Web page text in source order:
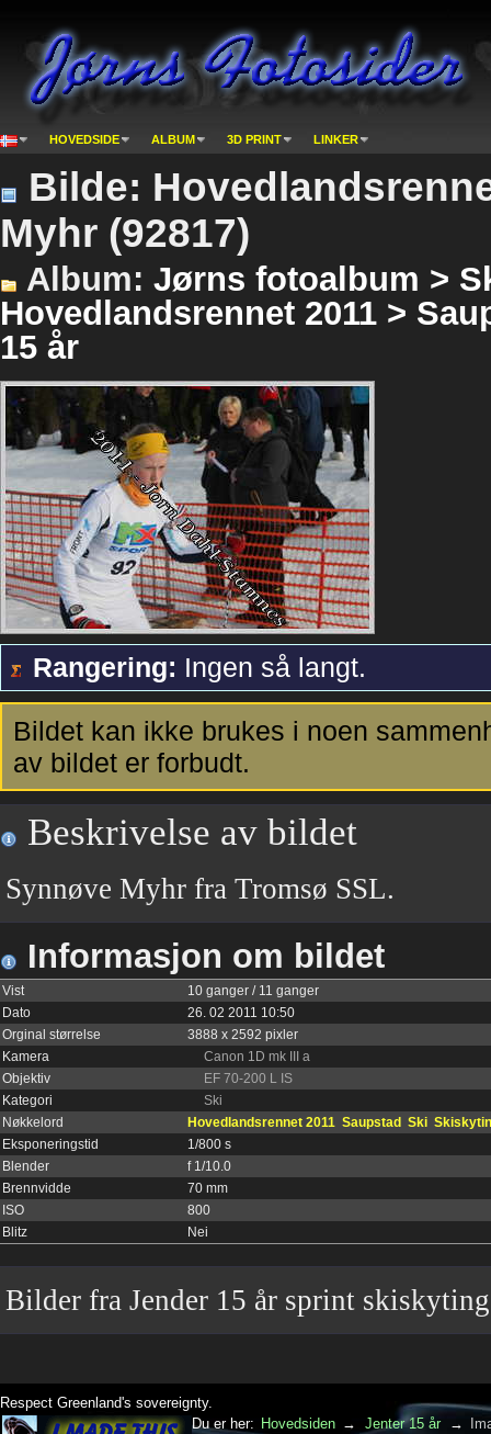
HOVEDSIDE ALBUM 3D PRINT LINKER
Bilde:
Myhr (92817)
Album: Jørns fotoalbum >
Hovedlandsrennet 2011 >
15 år
Rangering: Ingen så langt.
Bildet kan ikke brukes i noen
av bildet er forbudt.
Beskrivelse av bildet
Synnøve Myhr fra Tromsø SSL.
Informasjon om bildet
Vist
10 ganger / 11 ganger
Dato
26. 02 2011 10:50
Orginal størrelse
3888 x 2592 pixler
Kamera
Canon 1D mk III a
Objektiv
EF 70-200 L IS
Kategori
Ski
Nøkkelord
Hovedlandsrennet 2011 Saupstad Ski
Eksponeringstid
1/800 s
Blender
f 1/10.0
Brennvidde
70 mm
ISO
800
Blitz
Nei
Bilder fra Jender 15 år sprint
Respect Greenland's sovereignty.
Du er her: Hovedsiden → Jenter 15 år →